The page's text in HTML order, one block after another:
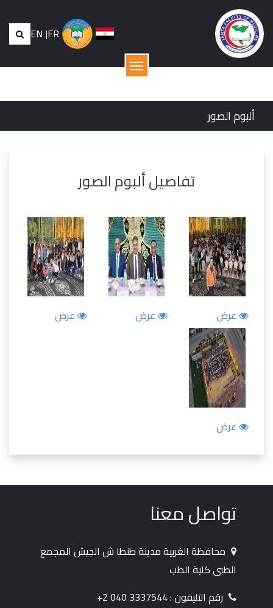
EN |FR
القائمة
ألبوم الصور
تفاصيل ألبوم الصور
عرض عرض عرض
عرض
تواصل معنا
محافظة الغربية مدينة طنطا ش الجيش المجمع
الطبى كلية الطب
رقم التليفون : 3337544 040 2+